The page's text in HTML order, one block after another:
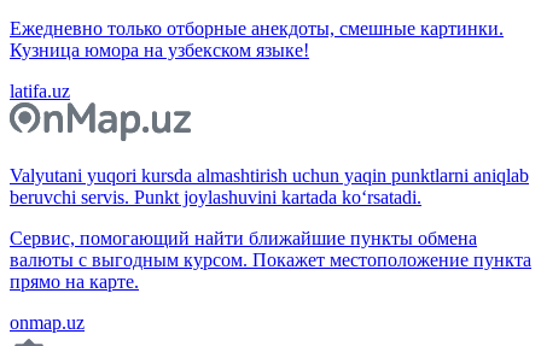
Ежедневно только отборные анекдоты, смешные картинки.
Кузница юмора на узбекском языке!
latifa.uz
Valyutani yuqori kursda almashtirish uchun yaqin punktlarni aniqlab
beruvchi servis. Punkt joylashuvini kartada ko‘rsatadi.
Сервис, помогающий найти ближайшие пункты обмена
валюты с выгодным курсом. Покажет местоположение пункта
прямо на карте.
onmap.uz